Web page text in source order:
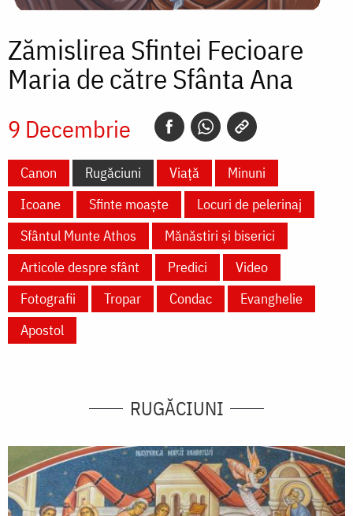
Zămislirea Sfintei Fecioare
Maria de către Sfânta Ana
9 Decembrie
Canon Rugăciuni Viață
Minuni
Icoane
Sfinte moaște
Locuri de pelerinaj
Sfântul Munte Athos
Mănăstiri și biserici
Articole despre sfânt
Predici
Video
Fotografii
Tropar Condac
Evanghelie
Apostol
RUGĂCIUNI